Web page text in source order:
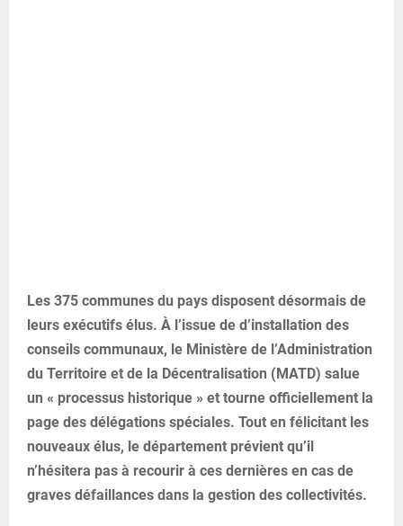
Les 375 communes du pays disposent désormais de
leurs exécutifs élus. À l’issue de d’installation des
conseils communaux, le Ministère de l’Administration
du Territoire et de la Décentralisation (MATD) salue
un « processus historique » et tourne officiellement la
page des délégations spéciales. Tout en félicitant les
nouveaux élus, le département prévient qu’il
n’hésitera pas à recourir à ces dernières en cas de
graves défaillances dans la gestion des collectivités.